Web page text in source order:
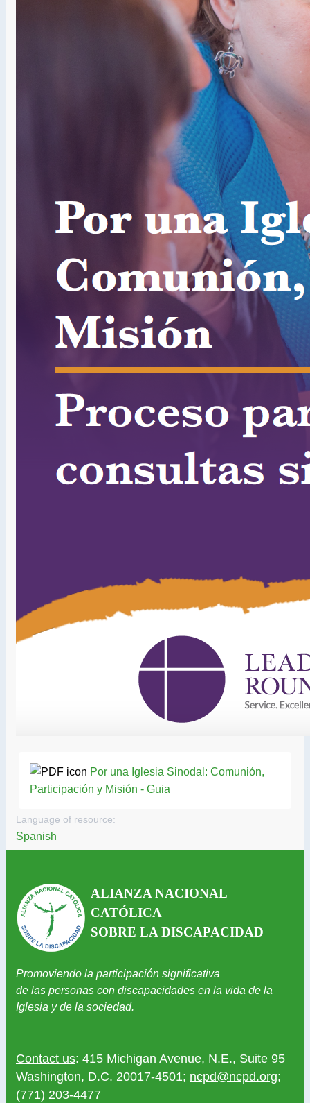
Por una Iglesia Sinodal: Comunión,
Participación y Misión - Guia
Language of resource:
Spanish
ALIANZA NACIONAL
CATÓLICA
SOBRE LA DISCAPACIDAD
Promoviendo la participación significativa
de las personas con discapacidades en la vida de la
Iglesia y de la sociedad.
Contact us: 415 Michigan Avenue, N.E., Suite 95
Washington, D.C. 20017-4501; ncpd@ncpd.org;
(771) 203-4477